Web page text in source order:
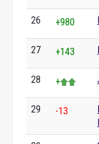
26 +980
27 +143
28 +
29 -13